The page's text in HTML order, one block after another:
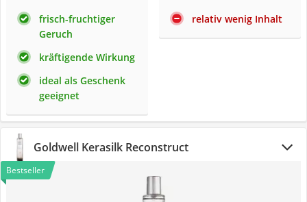
frisch-fruchtiger
Geruch
kräftigende Wirkung
ideal als Geschenk
geeignet
relativ wenig Inhalt
Goldwell Kerasilk Reconstruct
Bestseller